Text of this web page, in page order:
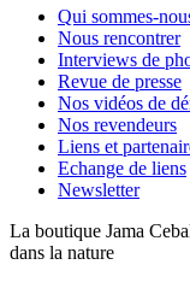
Qui sommes-
Nous rencontrer
Interviews de
Revue de presse
Nos vidéos de
Nos revendeurs
Liens et
Echange de liens
Newsletter
La boutique Jama Ceba
dans la nature